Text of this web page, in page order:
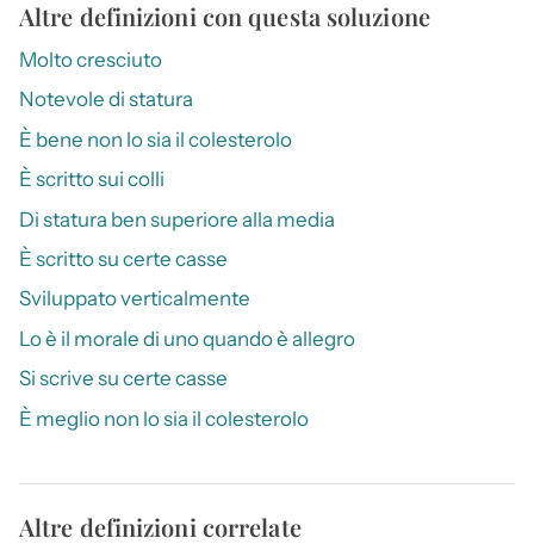
Altre definizioni con questa soluzione
Molto cresciuto
Notevole di statura
È bene non lo sia il colesterolo
È scritto sui colli
Di statura ben superiore alla media
È scritto su certe casse
Sviluppato verticalmente
Lo è il morale di uno quando è allegro
Si scrive su certe casse
È meglio non lo sia il colesterolo
Altre definizioni correlate